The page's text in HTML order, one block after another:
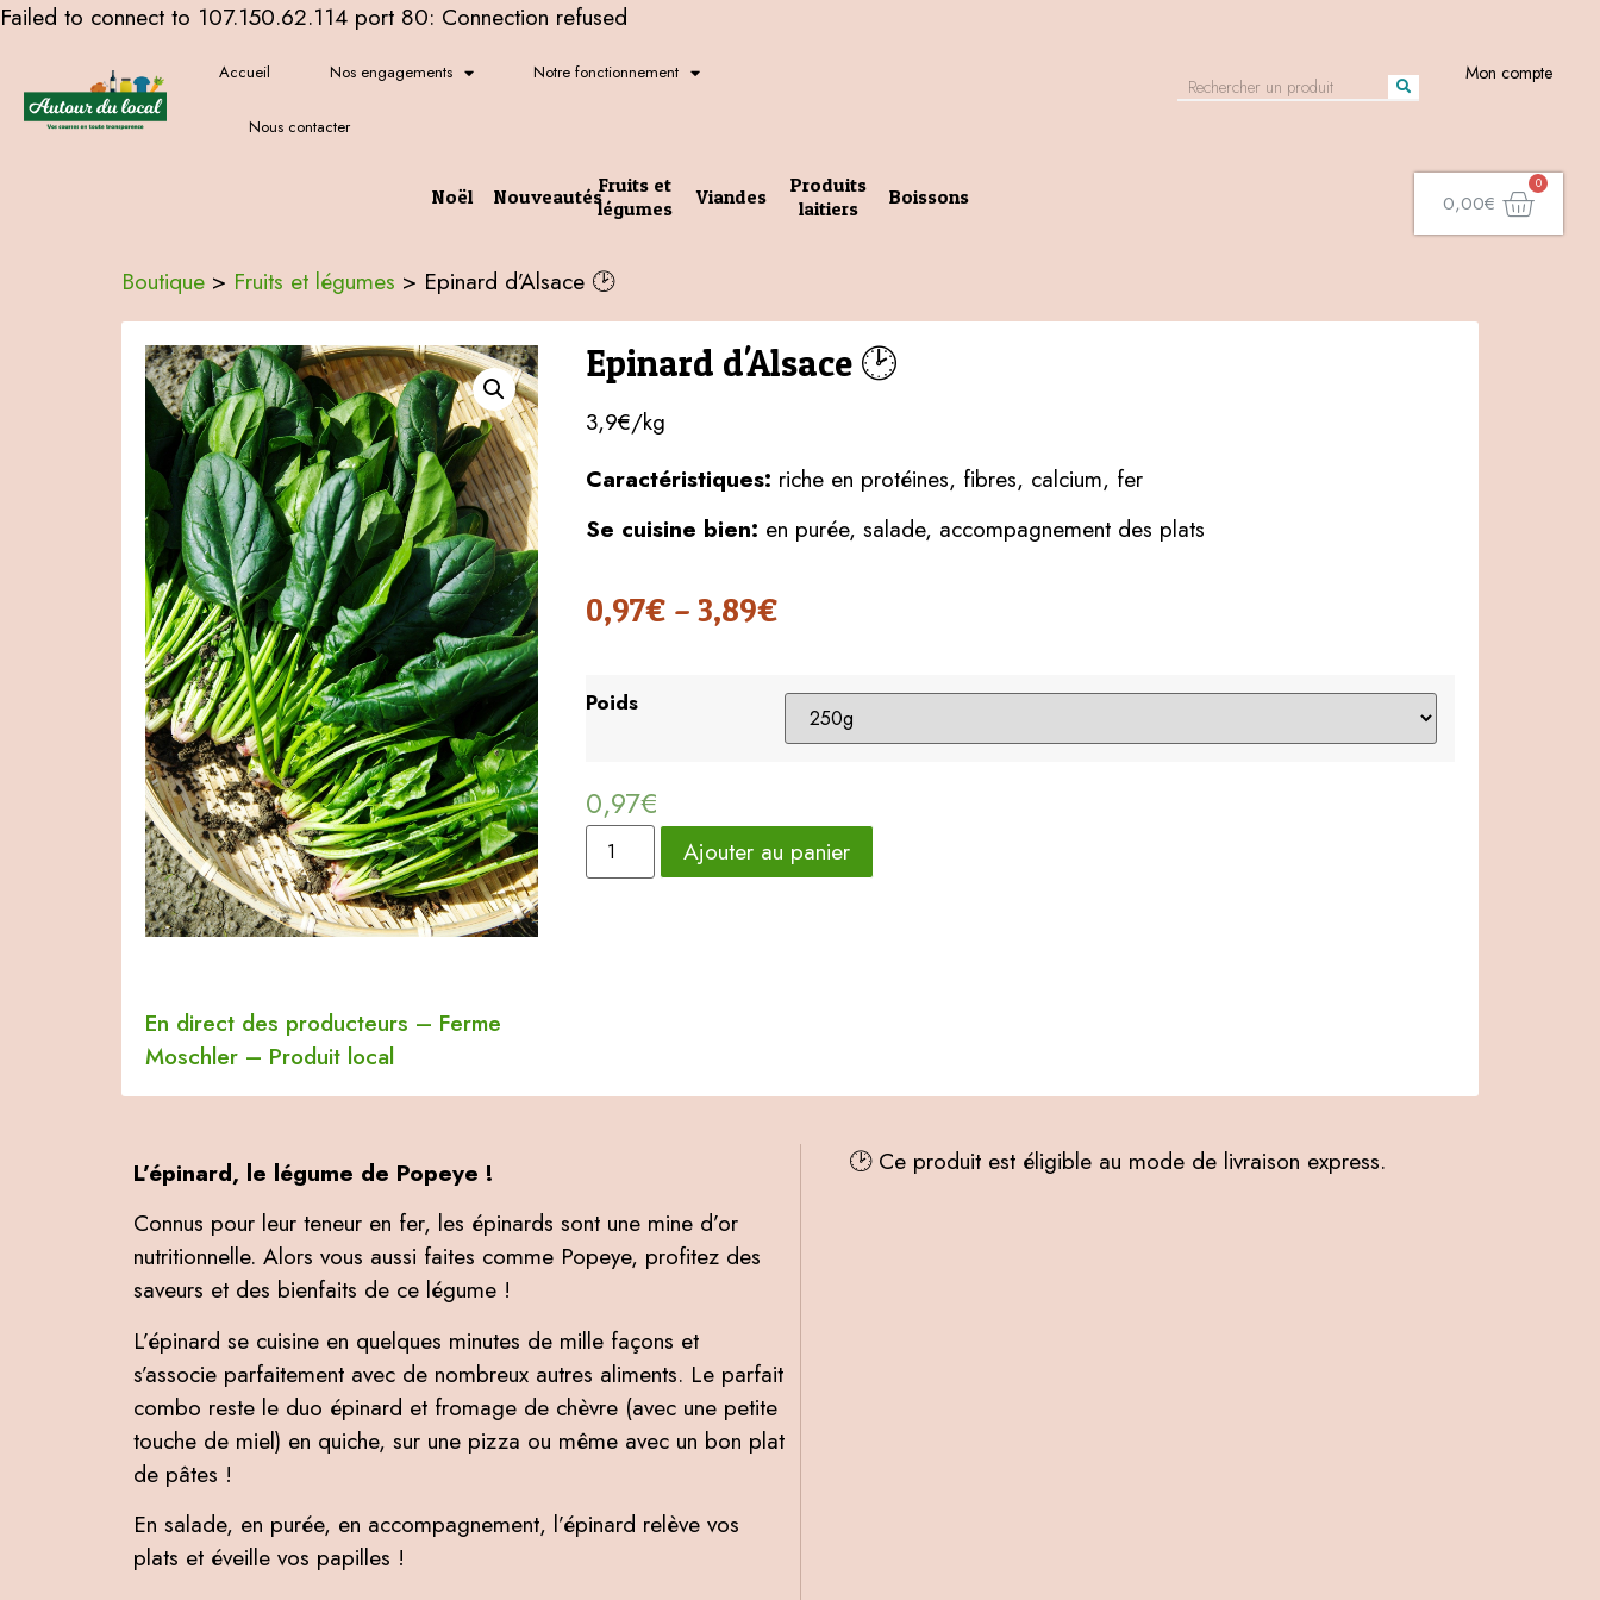
Failed to connect to 107.150.62.114 port 80: Connection refused
Accueil Nos engagements Notre fonctionnement
Nous contacter
Mon compte
Noël NouveautésFruits et
légumes
Viandes
Produits
laitiers
Boissons 0,00€
Boutique > Fruits et légumes > Epinard d’Alsace 🕑
En direct des producteurs – Ferme
Moschler – Produit local
Epinard d'Alsace 🕑
3,9€/kg
Caractéristiques: riche en protéines, fibres, calcium, fer
Se cuisine bien: en purée, salade, accompagnement des plats
0,97€ – 3,89€
Poids
0,97€
Ajouter au panier
L’épinard, le légume de Popeye !
Connus pour leur teneur en fer, les épinards sont une mine d’or
nutritionnelle. Alors vous aussi faites comme Popeye, profitez des
saveurs et des bienfaits de ce légume !
L’épinard se cuisine en quelques minutes de mille façons et
s’associe parfaitement avec de nombreux autres aliments. Le parfait
combo reste le duo épinard et fromage de chèvre (avec une petite
touche de miel) en quiche, sur une pizza ou même avec un bon plat
de pâtes !
En salade, en purée, en accompagnement, l’épinard relève vos
plats et éveille vos papilles !
🕑 Ce produit est éligible au mode de livraison express.